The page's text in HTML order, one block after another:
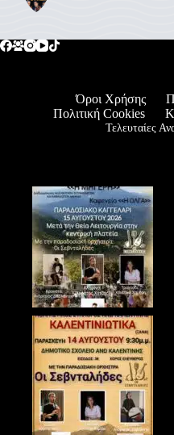
Όροι Χρήσης
Πολιτική Cookies
Τελευταίες